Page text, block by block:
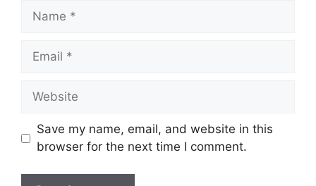
Name
Email
Website
Save my name, email, and website in this
browser for the next time I comment.